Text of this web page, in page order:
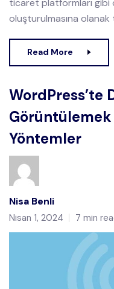
ticaret platformları gibi
oluşturulmasına olanak
Read More
WordPress’te
Yöntemler
Nisa Benli
Nisan 1, 2024 7 min